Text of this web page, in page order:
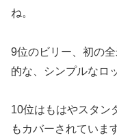
ね。
9位のビリー、初の
的な、シンプルなロ
10位はもはやスタン
もカバーされていま